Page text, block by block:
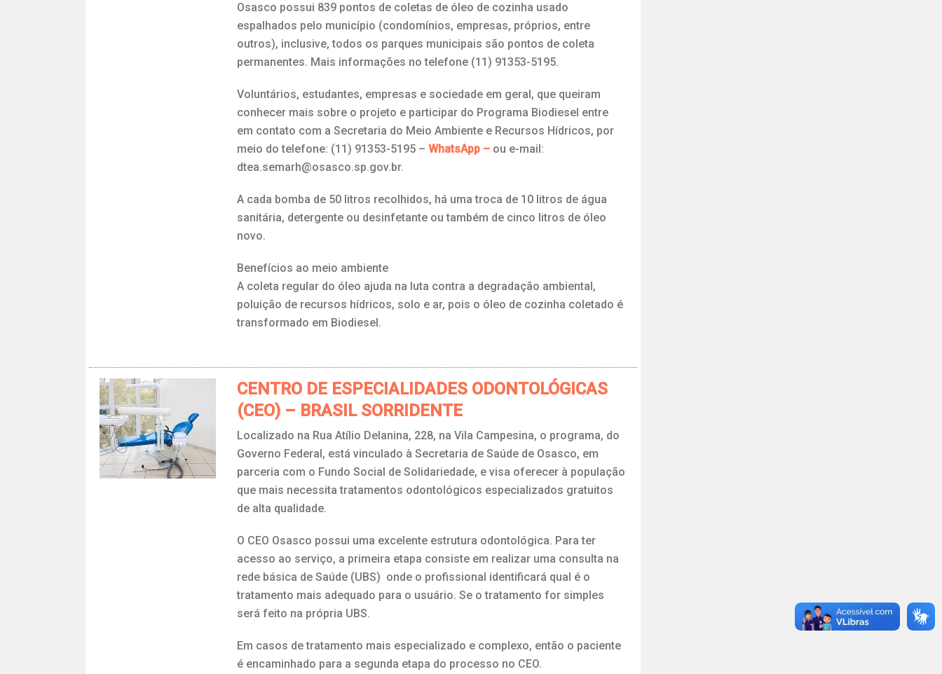
Osasco possui 839 pontos de coletas de óleo de cozinha usado
espalhados pelo município (condomínios, empresas, próprios, entre
outros), inclusive, todos os parques municipais são pontos de coleta
permanentes. Mais informações no telefone (11) 91353-5195.
Voluntários, estudantes, empresas e sociedade em geral, que queiram
conhecer mais sobre o projeto e participar do Programa Biodiesel entre
em contato com a Secretaria do Meio Ambiente e Recursos Hídricos, por
meio do telefone: (11) 91353-5195 – WhatsApp –ou e-mail:
dtea.semarh@osasco.sp.gov.br.
A cada bomba de 50 litros recolhidos, há uma troca de 10 litros de água
sanitária, detergente ou desinfetante ou também de cinco litros de óleo
novo.
Benefícios ao meio ambiente
A coleta regular do óleo ajuda na luta contra a degradação ambiental,
poluição de recursos hídricos, solo e ar, pois o óleo de cozinha coletado é
transformado em Biodiesel.
CENTRO DE ESPECIALIDADES ODONTOLÓGICAS
(CEO) – BRASIL SORRIDENTE
Localizado na Rua Atílio Delanina, 228, na Vila Campesina, o programa, do
Governo Federal, está vinculado à Secretaria de Saúde de Osasco, em
parceria com o Fundo Social de Solidariedade, e visa oferecer à população
que mais necessita tratamentos odontológicos especializados gratuitos
de alta qualidade.
O CEO Osasco possui uma excelente estrutura odontológica. Para ter
acesso ao serviço, a primeira etapa consiste em realizar uma consulta na
rede básica de Saúde (UBS) onde o profissional identificará qual é o
tratamento mais adequado para o usuário. Se o tratamento for simples
será feito na própria UBS.
Em casos de tratamento mais especializado e complexo, então o paciente
é encaminhado para a segunda etapa do processo no CEO.